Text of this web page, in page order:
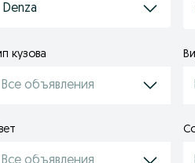
Denza
кузова
Все объявления